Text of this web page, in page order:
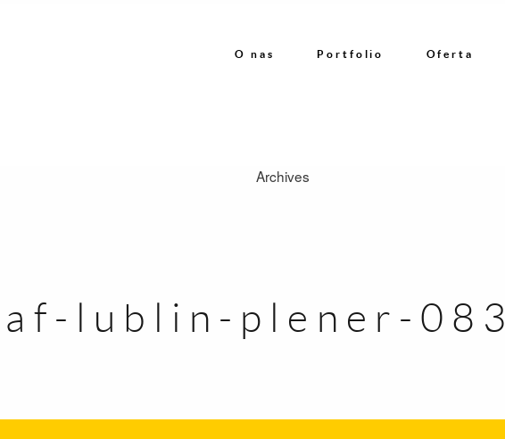
Oferta
Referencje
O nas Portfolio Oferta
Archives
lublin-plener-083